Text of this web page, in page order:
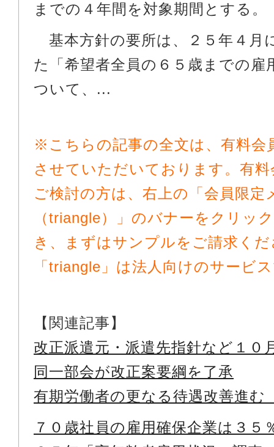
までの４年間を対象期間とする。
基本方針の要所は、２５年４月
た「希望者全員の６５歳までの雇
ついて、...
※こちらの記事の全文は、有料会
させていただいております。有
ご検討の方は、右上の「会員限定
（triangle）」のバナーをクリッ
き、まずはサンプルをご請求く
「triangle」は法人向けのサー
【関連記事】
改正派遣元・派遣先指針など１０
同一部会が改正案要綱を了承
有期労働者の更なる待遇改善進む
７０歳社員の雇用確保企業は３５